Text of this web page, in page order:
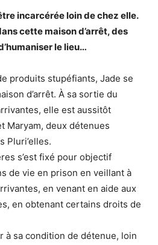
incarcérée loin de chez elle.
cette maison d’arrêt, des
le lieu…
produits stupéfiants, Jade se
d’arrêt. À sa sortie du
elle est aussitôt
Maryam, deux détenues
Pluri’elles.
s’est fixé pour objectif
de vie en prison en veillant à
en venant en aide aux
en obtenant certains droits de
à sa condition de détenue, loin